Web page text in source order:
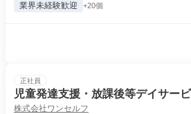
業界未経験歓迎 +20個
正社員
児童発達支援・放課後等デイサー
株式会社ワンセルフ